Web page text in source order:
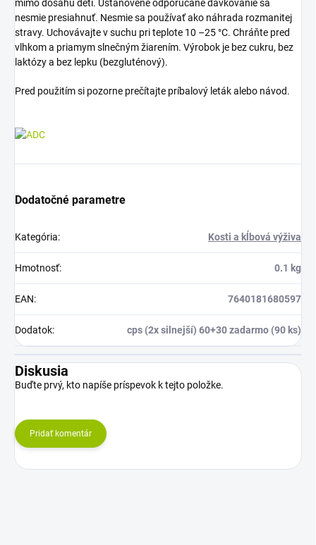
mimo dosahu detí. Ustanovené odporúčané dávkovanie sa
nesmie presiahnuť. Nesmie sa používať ako náhrada rozmanitej
stravy. Uchovávajte v suchu pri teplote 10 –25 °C. Chráňte pred
vlhkom a priamym slnečným žiarením. Výrobok je bez cukru, bez
laktózy a bez lepku (bezgluténový).
Pred použitím si pozorne prečítajte príbalový leták alebo návod.
Dodatočné parametre
Kategória: Kosti a kĺbová výživa
Hmotnosť: 0.1 kg
EAN: 7640181680597
Dodatok: cps (2x silnejší) 60+30 zadarmo (90 ks)
Diskusia
Buďte prvý, kto napíše príspevok k tejto položke.
Pridať komentár